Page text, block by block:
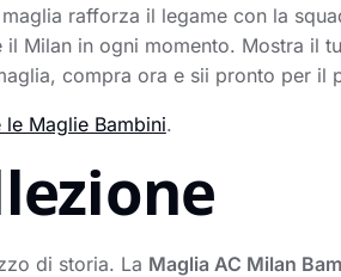
rafforza il legame con la
Milan in ogni momento. Mostra il
compra ora e sii pronto per il
le Maglie Bambini.
di storia. La Maglia AC Milan